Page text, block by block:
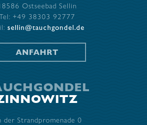
Ostseebad Sellin
+49 38303 92777
sellin@tauchgondel.de
ANFAHRT
der Strandpromenade 0